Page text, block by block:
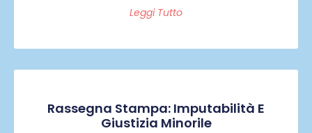
Leggi Tutto
Rassegna Stampa: Imputabilità E
Giustizia Minorile